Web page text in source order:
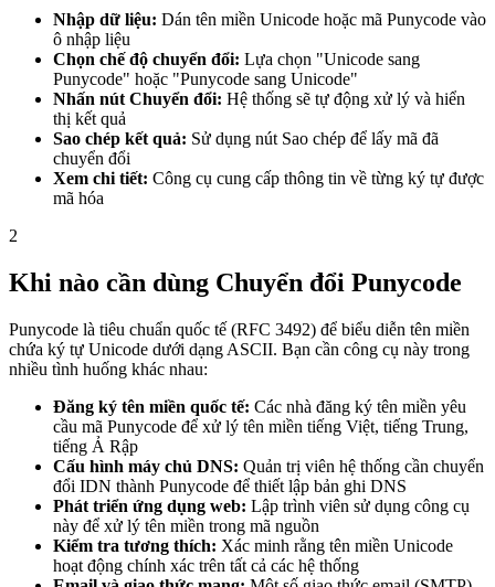
Nhập dữ liệu: Dán tên miền Unicode hoặc mã Punycode vào
ô nhập liệu
Chọn chế độ chuyển đổi: Lựa chọn "Unicode sang
Punycode" hoặc "Punycode sang Unicode"
Nhấn nút Chuyển đổi: Hệ thống sẽ tự động xử lý và hiển
thị kết quả
Sao chép kết quả: Sử dụng nút Sao chép để lấy mã đã
chuyển đổi
Xem chi tiết: Công cụ cung cấp thông tin về từng ký tự được
mã hóa
2
Khi nào cần dùng Chuyển đổi Punycode
Punycode là tiêu chuẩn quốc tế (RFC 3492) để biểu diễn tên miền
chứa ký tự Unicode dưới dạng ASCII. Bạn cần công cụ này trong
nhiều tình huống khác nhau:
Đăng ký tên miền quốc tế: Các nhà đăng ký tên miền yêu
cầu mã Punycode để xử lý tên miền tiếng Việt, tiếng Trung,
tiếng Ả Rập
Cấu hình máy chủ DNS: Quản trị viên hệ thống cần chuyển
đổi IDN thành Punycode để thiết lập bản ghi DNS
Phát triển ứng dụng web: Lập trình viên sử dụng công cụ
này để xử lý tên miền trong mã nguồn
Kiểm tra tương thích: Xác minh rằng tên miền Unicode
hoạt động chính xác trên tất cả các hệ thống